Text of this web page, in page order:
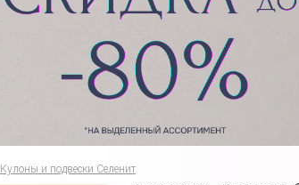
Кулоны и подвески Селенит